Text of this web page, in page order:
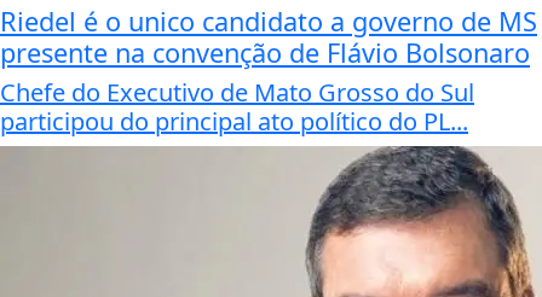
Riedel é o unico candidato a governo de MS
presente na convenção de Flávio Bolsonaro
Chefe do Executivo de Mato Grosso do Sul
participou do principal ato político do PL...